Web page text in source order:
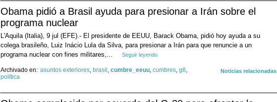
Obama pidió a Brasil ayuda para presionar a Irán sobre el
programa nuclear
L'Aquila (Italia), 9 jul (EFE).- El presidente de EEUU, Barack Obama, pidió hoy ayuda a su
colega brasileño, Luiz Inácio Lula da Silva, para presionar a Irán para que renuncie a un
programa nuclear con fines militares,...
Seguir leyendo
Noticias relacionadas
Archivado en: asuntos exteriores, brasil , cumbre_eeuu, cumbres, g8,
política